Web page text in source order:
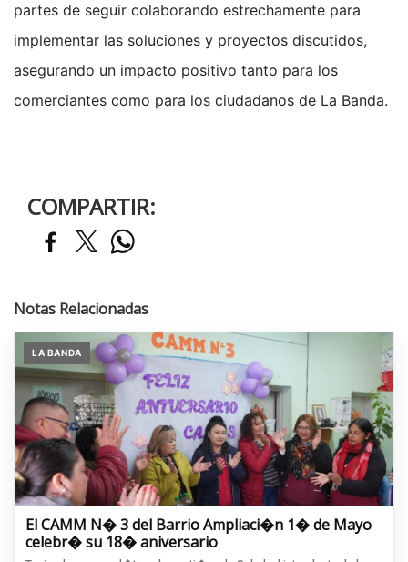
partes de seguir colaborando estrechamente para
implementar las soluciones y proyectos discutidos,
asegurando un impacto positivo tanto para los
comerciantes como para los ciudadanos de La Banda.
COMPARTIR:
Notas Relacionadas
LA BANDA
El CAMM N� 3 del Barrio Ampliaci�n 1� de Mayo
celebr� su 18� aniversario